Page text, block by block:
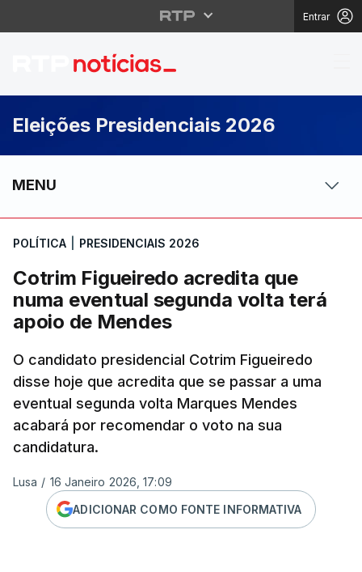
Entrar
Cotrim Figueiredo
Eleições Presidenciais 2026
MENU
POLÍTICA PRESIDENCIAIS 2026
Cotrim Figueiredo acredita que
numa eventual segunda volta terá
apoio de Mendes
O candidato presidencial Cotrim Figueiredo
disse hoje que acredita que se passar a uma
eventual segunda volta Marques Mendes
acabará por recomendar o voto na sua
candidatura.
Lusa / 16 Janeiro 2026, 17:09
ADICIONAR COMO FONTE INFORMATIVA